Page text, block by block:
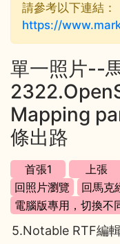
請參考以下連結：
https://
單一照片--
Mapping
條出路
5.Notable RTF編